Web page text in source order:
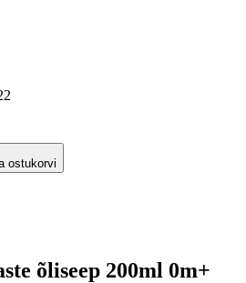
ostukorvi
õliseep 200ml 0m+